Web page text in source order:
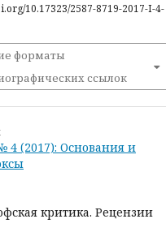
10.17323/2587-8719-2017-I-4-
форматы
ссылок
4 (2017): Основания и
критика. Рецензии